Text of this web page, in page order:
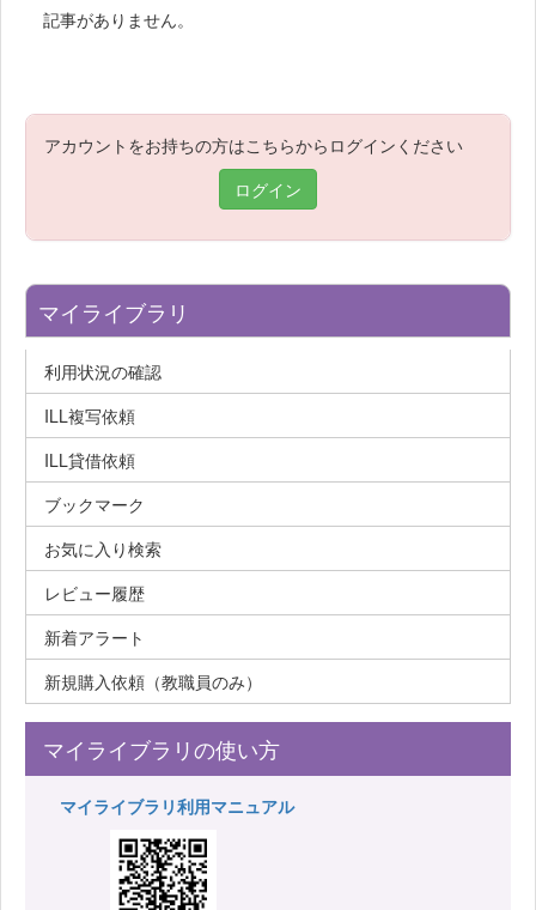
記事がありません。
アカウントをお持ちの方はこちらからログインください
ログイン
マイライブラリ
利用状況の確認
ILL複写依頼
ILL貸借依頼
ブックマーク
お気に入り検索
レビュー履歴
新着アラート
新規購入依頼（教職員のみ）
マイライブラリの使い方
マイライブラリ利用マニュアル